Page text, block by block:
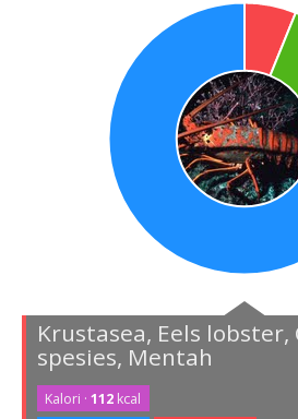
Krustasea, Eels lobster,
spesies, Mentah
Kalori ·112 kcal